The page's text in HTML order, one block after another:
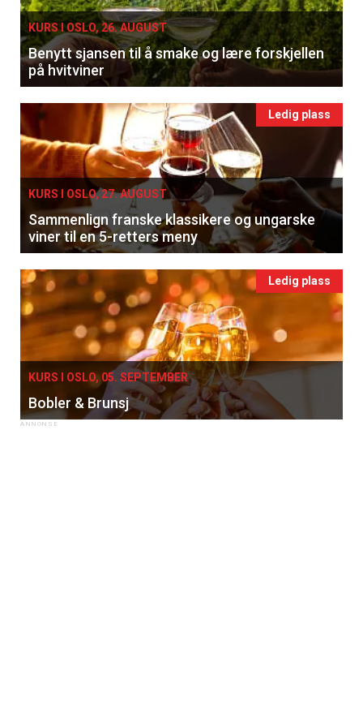
KURS I OSLO, 26. AUGUST
Benytt sjansen til å smake og lære forskjellen
på hvitviner
Ledig plass
KURS I OSLO, 27. AUGUST
Sammenlign franske klassikere og ungarske
viner til en 5-retters meny
Ledig plass
KURS I OSLO, 05. SEPTEMBER
Bobler & Brunsj